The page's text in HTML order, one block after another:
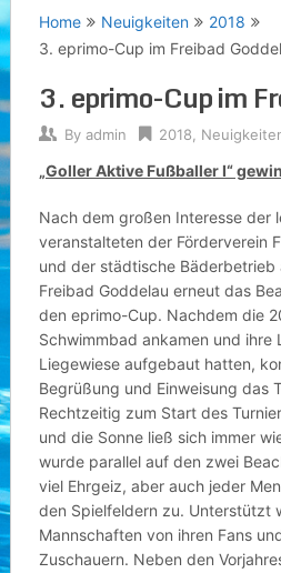
Home Neuigkeiten
2018
3. eprimo-Cup im Freibad
3. eprimo-Cup im
By admin 2018
„Goller Aktive Fußballer I“
Nach dem großen Interesse der
veranstalteten der Förderverein
und der städtische Bäderbetrieb
Freibad Goddelau erneut das
den eprimo-Cup. Nachdem die
Schwimmbad ankamen und ihre
Liegewiese aufgebaut hatten,
Begrüßung und Einweisung das
Rechtzeitig zum Start des
und die Sonne ließ sich immer
wurde parallel auf den zwei
viel Ehrgeiz, aber auch jeder
den Spielfeldern zu. Unterstützt
Mannschaften von ihren Fans
Zuschauern. Neben den